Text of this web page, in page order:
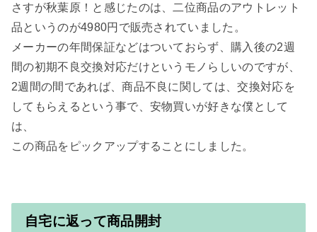
さすが秋葉原！と感じたのは、二位商品のアウトレット
品というのが4980円で販売されていました。
メーカーの年間保証などはついておらず、購入後の2週
間の初期不良交換対応だけというモノらしいのですが、
2週間の間であれば、商品不良に関しては、交換対応を
してもらえるという事で、安物買いが好きな僕として
は、
この商品をピックアップすることにしました。
自宅に返って商品開封